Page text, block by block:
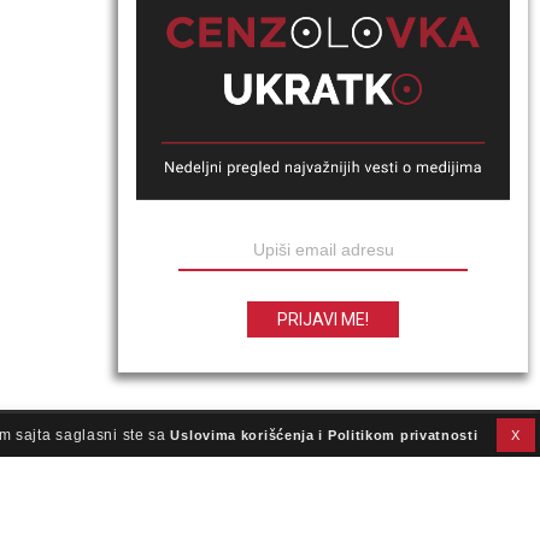
sajta saglasni ste saUslovima korišćenja i Politikom privatnosti X